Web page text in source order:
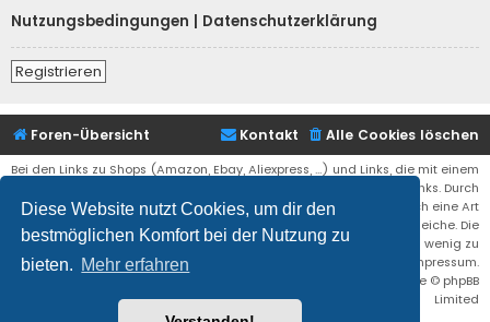
Diese Website nutzt Cookies, um dir den
bestmöglichen Komfort bei der Nutzung zu
bieten. Mehr erfahren
Nutzungsbedingungen
Datenschutzerklärung
Registrieren
Foren-Übersicht Alle Cookies löschen
Kontakt
Bei den Links zu Shops (Amazon, Ebay, Aliexpress, ...) und Links, die mit einem
Stern (*) markiert sind, kann es sich um sogenannte Affiliate Links. Durch
den Kauf eines Produktes über einen Affiliate Link erhälte ich eine Art
Umsatzbeteiligung gutgeschrieben. Für euch bleibt der Preis der gleiche. Die
Einnahmen helfen die Hostgebühren für diese Webseite ein wenig zu
reduzieren. Siehe auch das Impressum.
® Forum Software © phpBB
Limited